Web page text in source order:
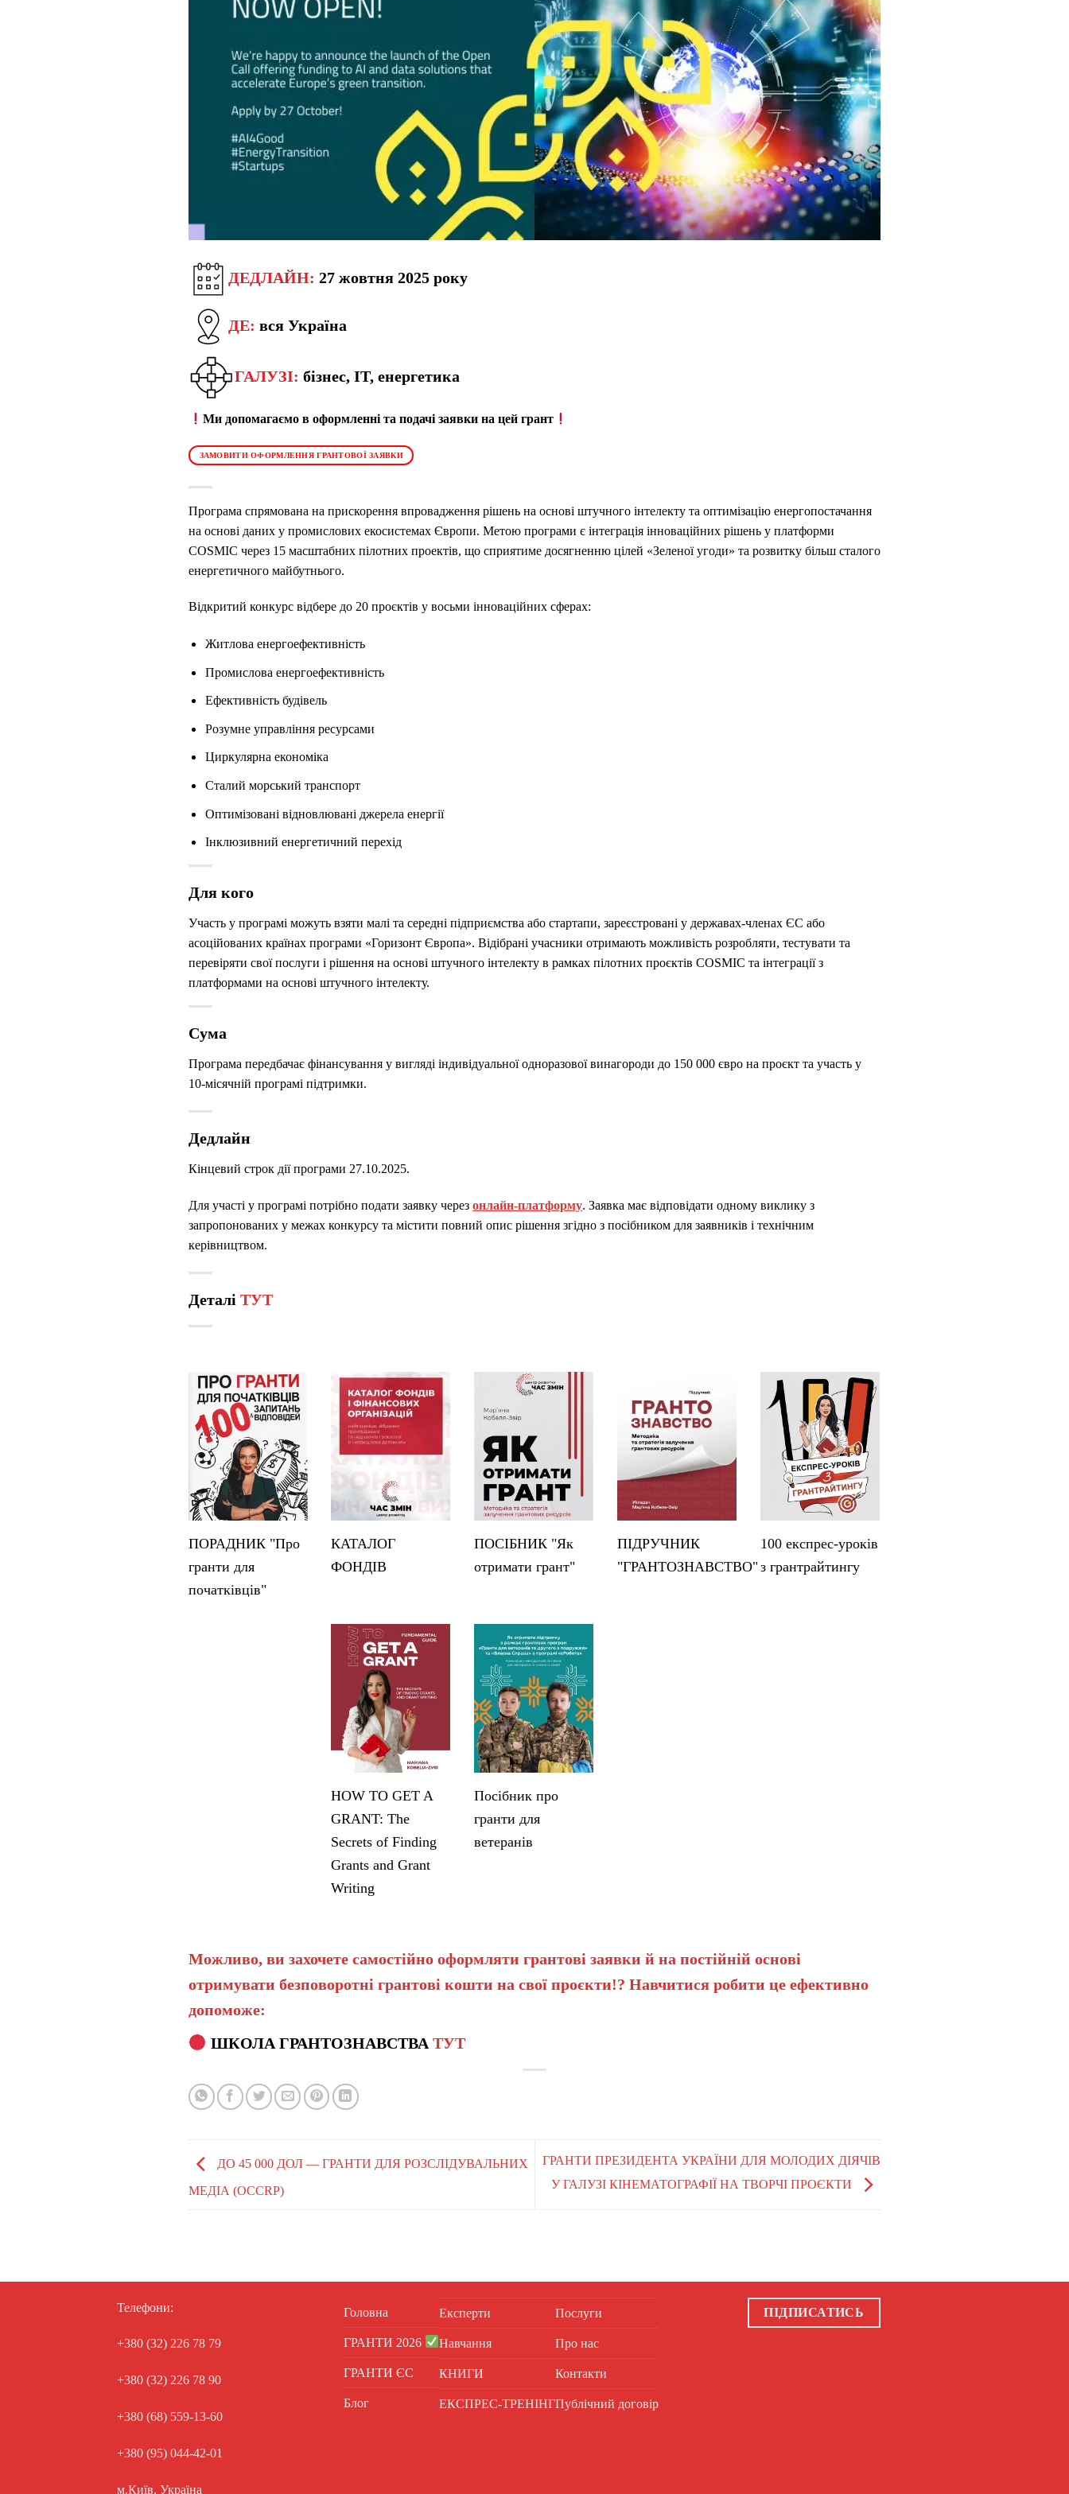
ДЕДЛАЙН: 27 жовтня 2025 року
ДЕ: вся Україна
ГАЛУЗІ: бізнес, IT, енергетика
Ми допомагаємо в оформленні та подачі заявки на цей грант
ЗАМОВИТИ ОФОРМЛЕННЯ ГРАНТОВОЇ ЗАЯВКИ
Програма спрямована на прискорення впровадження рішень на основі штучного інтелекту та оптимізацію енергопостачання
на основі даних у промислових екосистемах Європи. Метою програми є інтеграція інноваційних рішень у платформи
COSMIC через 15 масштабних пілотних проектів, що сприятиме досягненню цілей «Зеленої угоди» та розвитку більш сталого
енергетичного майбутнього.
Відкритий конкурс відбере до 20 проєктів у восьми інноваційних сферах:
Житлова енергоефективність
Промислова енергоефективність
Ефективність будівель
Розумне управління ресурсами
Циркулярна економіка
Сталий морський транспорт
Оптимізовані відновлювані джерела енергії
Інклюзивний енергетичний перехід
Для кого
Участь у програмі можуть взяти малі та середні підприємства або стартапи, зареєстровані у державах-членах ЄС або
асоційованих країнах програми «Горизонт Європа». Відібрані учасники отримають можливість розробляти, тестувати та
перевіряти свої послуги і рішення на основі штучного інтелекту в рамках пілотних проєктів COSMIC та інтеграції з
платформами на основі штучного інтелекту.
Сума
Програма передбачає фінансування у вигляді індивідуальної одноразової винагороди до 150 000 євро на проєкт та участь у
10-місячній програмі підтримки.
Дедлайн
Кінцевий строк дії програми 27.10.2025.
Для участі у програмі потрібно подати заявку через онлайн-платформу. Заявка має відповідати одному виклику з
запропонованих у межах конкурсу та містити повний опис рішення згідно з посібником для заявників і технічним
керівництвом.
Деталі ТУТ
ПОРАДНИК "Про
гранти для
початківців"
КАТАЛОГ
ФОНДІВ
ПОСІБНИК "Як
отримати грант"
ПІДРУЧНИК
"ГРАНТОЗНАВСТВО"
100 експрес-уроків
з грантрайтингу
HOW TO GET A
GRANT: The
Secrets of Finding
Grants and Grant
Writing
Посібник про
гранти для
ветеранів
Можливо, ви захочете самостійно оформляти грантові заявки й на постійній основі
отримувати безповоротні грантові кошти на свої проєкти!? Навчитися робити це ефективно
допоможе:
ШКОЛА ГРАНТОЗНАВСТВА ТУТ
ДО 45 000 ДОЛ — ГРАНТИ ДЛЯ РОЗСЛІДУВАЛЬНИХ
МЕДІА (OCCRP)
ГРАНТИ ПРЕЗИДЕНТА УКРАЇНИ ДЛЯ МОЛОДИХ ДІЯЧІВ
У ГАЛУЗІ КІНЕМАТОГРАФІЇ НА ТВОРЧІ ПРОЄКТИ
Телефони:
+380 (32) 226 78 79
+380 (32) 226 78 90
+380 (68) 559-13-60
+380 (95) 044-42-01
м.Київ, Україна
Головна
ГРАНТИ 2026
ГРАНТИ ЄС
Блог
Експерти
Навчання
КНИГИ
ЕКСПРЕС-ТРЕНІНГ
Послуги
Про нас
Контакти
Публічний договір
ПІДПИСАТИСЬ